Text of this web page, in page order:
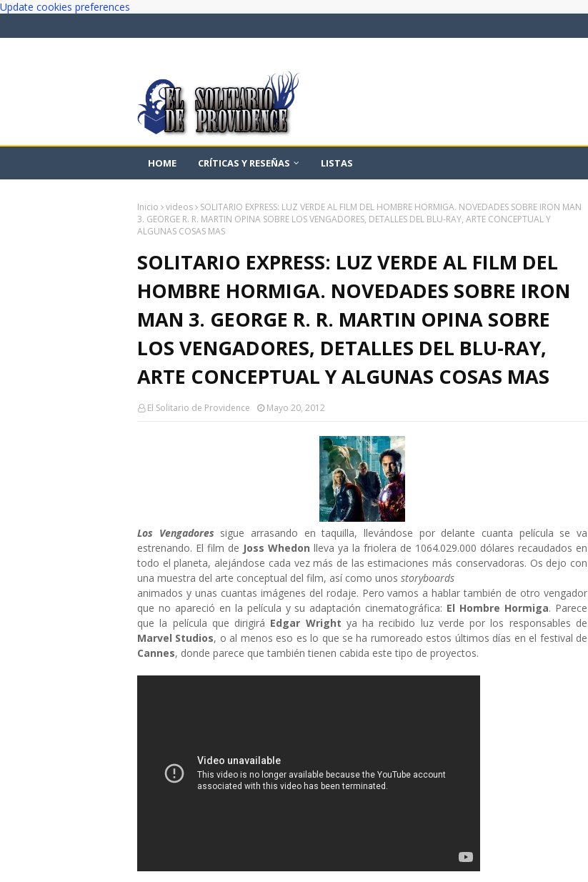
Update cookies preferences
HOME CRÍTICAS Y RESEÑAS LISTAS
Inicio videos
SOLITARIO EXPRESS: LUZ VERDE AL FILM DEL HOMBRE HORMIGA. NOVEDADES SOBRE IRON MAN
3. GEORGE R. R. MARTIN OPINA SOBRE LOS VENGADORES, DETALLES DEL BLU-RAY, ARTE CONCEPTUAL Y
ALGUNAS COSAS MAS
SOLITARIO EXPRESS: LUZ VERDE AL FILM DEL
HOMBRE HORMIGA. NOVEDADES SOBRE IRON
MAN 3. GEORGE R. R. MARTIN OPINA SOBRE
LOS VENGADORES, DETALLES DEL BLU-RAY,
ARTE CONCEPTUAL Y ALGUNAS COSAS MAS
El Solitario de Providence Mayo 20, 2012
Los Vengadores sigue arrasando en taquilla, llevándose por delante cuanta película se va
estrenando. El film de Joss Whedon lleva ya la friolera de 1064.029.000 dólares recaudados en
todo el planeta, alejándose cada vez más de las estimaciones más conservadoras. Os dejo con
una muestra del arte conceptual del film, así como unos storyboards
animados y unas cuantas imágenes del rodaje. Pero vamos a hablar también de otro vengador
que no apareció en la película y su adaptación cinematográfica: El Hombre Hormiga. Parece
que la película que dirigirá Edgar Wright ya ha recibido luz verde por los responsables de
Marvel Studios, o al menos eso es lo que se ha rumoreado estos últimos días en el festival de
Cannes, donde parece que también tienen cabida este tipo de proyectos.